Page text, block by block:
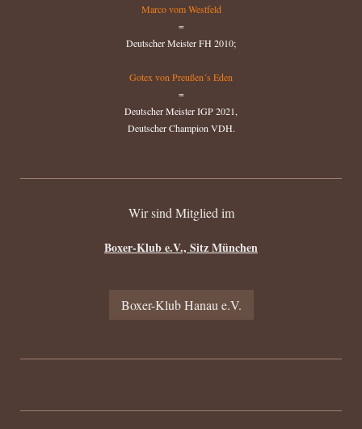
Marco vom Westfeld
=
Deutscher Meister FH 2010;
Gotex von Preußen´s Eden
=
Deutscher Meister IGP 2021,
Deutscher Champion VDH.
Wir sind Mitglied im
Boxer-Klub e.V., Sitz München
Boxer-Klub Hanau e.V.